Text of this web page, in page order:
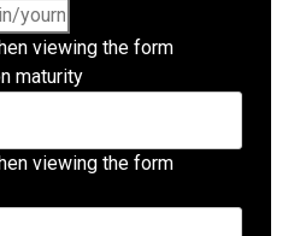
viewing the form
maturity
viewing the form